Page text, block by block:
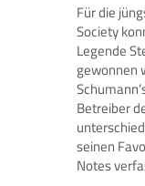
Für die
Society
Legende
gewonnen
Betreiber
seinen
Notes